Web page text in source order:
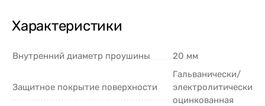
Характеристики
Внутренний диаметр проушины 20 мм
Защитное покрытие поверхности
Гальванически/
электролитически
оцинкованная